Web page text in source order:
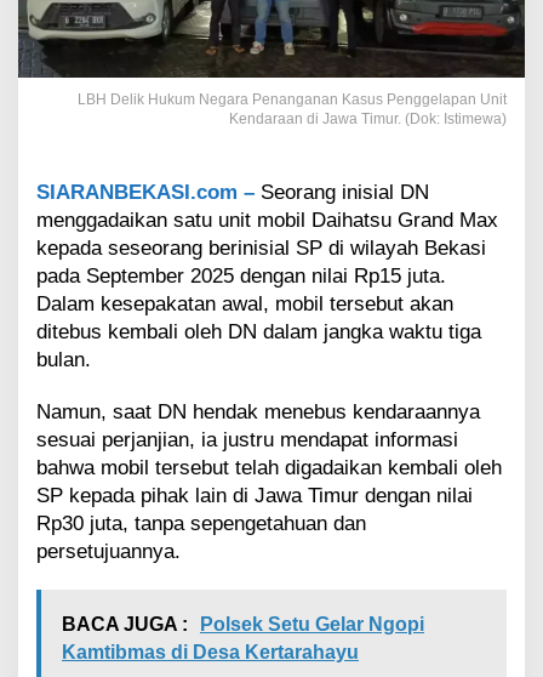
i
n
L
B
l
i
k
k
u
e
a
r
a
T
n
i
LBH Delik Hukum Negara Penanganan Kasus Penggelapan Unit
Kendaraan di Jawa Timur. (Dok: Istimewa)
SIARANBEKASI.com – Seorang inisial DN
menggadaikan satu unit mobil Daihatsu Grand Max
kepada seseorang berinisial SP di wilayah Bekasi
pada September 2025 dengan nilai Rp15 juta.
Dalam kesepakatan awal, mobil tersebut akan
ditebus kembali oleh DN dalam jangka waktu tiga
bulan.
Namun, saat DN hendak menebus kendaraannya
sesuai perjanjian, ia justru mendapat informasi
bahwa mobil tersebut telah digadaikan kembali oleh
SP kepada pihak lain di Jawa Timur dengan nilai
Rp30 juta, tanpa sepengetahuan dan
persetujuannya.
BACA JUGA :
Polsek Setu Gelar Ngopi
Kamtibmas di Desa Kertarahayu